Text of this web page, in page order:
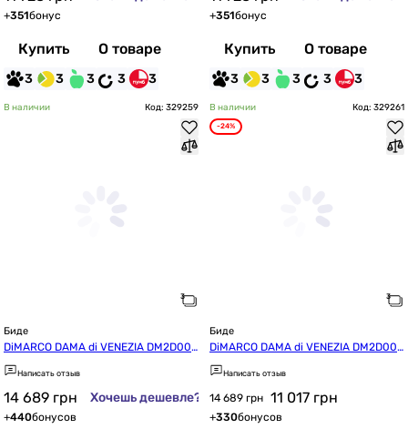
+351бонус
Купить О товаре
3 3 3 3 3
+351бонус
Купить О товаре
3 3 3 3 3
В наличии Код: 329259
Биде
DiMARCO DAMA di VENEZIA DM2D001
MI
Написать отзыв
14 689 грн Хочешь дешевле?
+440бонусов
В наличии Код: 329261
-24%
Биде
DiMARCO DAMA di VENEZIA DM2D001
MA
Написать отзыв
14 689 грн 11 017 грн
+330бонусов